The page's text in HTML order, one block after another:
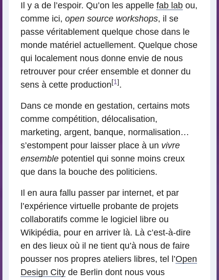
Il y a de l’espoir. Qu’on les appelle fab lab ou,
comme ici, open source workshops, il se
passe véritablement quelque chose dans le
monde matériel actuellement. Quelque chose
qui localement nous donne envie de nous
retrouver pour créer ensemble et donner du
sens à cette production [1] .
Dans ce monde en gestation, certains mots
comme compétition, délocalisation,
marketing, argent, banque, normalisation…
s’estompent pour laisser place à un vivre
ensemble potentiel qui sonne moins creux
que dans la bouche des politiciens.
Il en aura fallu passer par internet, et par
l’expérience virtuelle probante de projets
collaboratifs comme le logiciel libre ou
Wikipédia, pour en arriver là. Là c’est-à-dire
en des lieux où il ne tient qu’à nous de faire
pousser nos propres ateliers libres, tel l’Open
Design City de Berlin dont nous vous